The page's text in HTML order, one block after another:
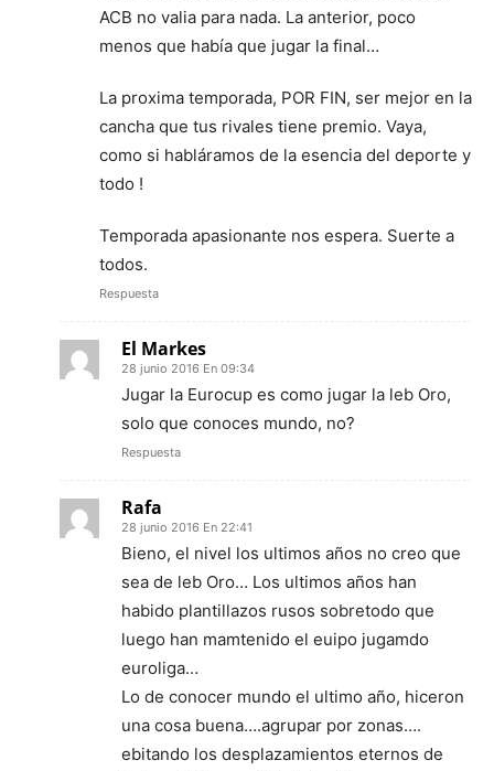
ACB no valia para nada. La anterior, poco
menos que había que jugar la final…
La proxima temporada, POR FIN, ser mejor en la
cancha que tus rivales tiene premio. Vaya,
como si habláramos de la esencia del deporte y
todo !
Temporada apasionante nos espera. Suerte a
todos.
Respuesta
El Markes
28 junio 2016 En 09:34
Jugar la Eurocup es como jugar la leb Oro,
solo que conoces mundo, no?
Respuesta
Rafa
28 junio 2016 En 22:41
Bieno, el nivel los ultimos años no creo que
sea de leb Oro… Los ultimos años han
habido plantillazos rusos sobretodo que
luego han mamtenido el euipo jugamdo
euroliga…
Lo de conocer mundo el ultimo año, hiceron
una cosa buena….agrupar por zonas….
ebitando los desplazamientos eternos de